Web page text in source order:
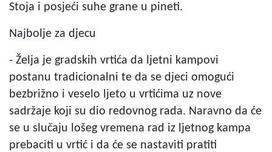
Stoja i posjeći suhe grane u pineti.
Najbolje za djecu
- Želja je gradskih vrtića da ljetni kampovi
postanu tradicionalni te da se djeci omogući
bezbrižno i veselo ljeto u vrtićima uz nove
sadržaje koji su dio redovnog rada. Naravno da će
se u slučaju lošeg vremena rad iz ljetnog kampa
prebaciti u vrtić i da će se nastaviti pratiti